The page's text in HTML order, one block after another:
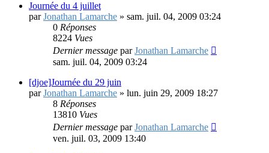
Journée du 4 juillet
parJonathan Lamarche » sam. juil. 04, 2009 03:24
0 Réponses
8224 Vues
Dernier message parJonathan Lamarche
sam. juil. 04, 2009 03:24
[djoe]Journée du 29 juin
parJonathan Lamarche » lun. juin 29, 2009 18:27
8 Réponses
13810 Vues
Dernier message parJonathan Lamarche
ven. juil. 03, 2009 13:40